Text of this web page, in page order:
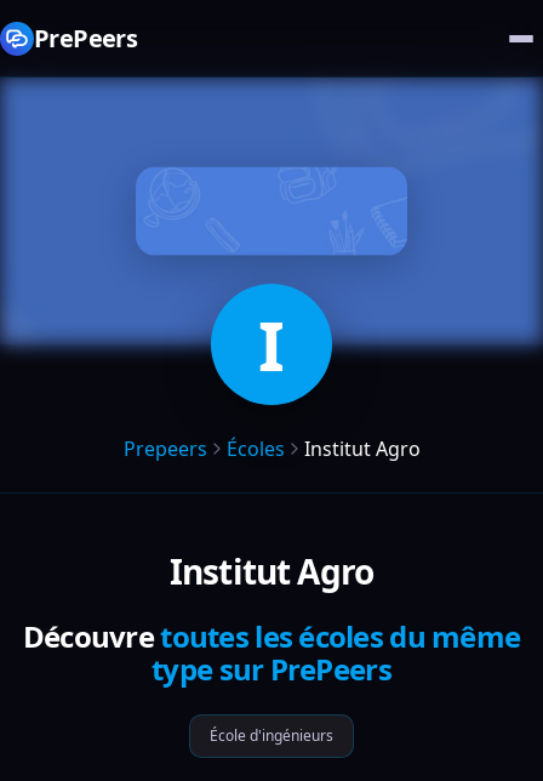
PrePeers
I
Prepeers Écoles Institut Agro
Institut Agro
Découvretoutes les écoles du même
type sur PrePeers
École d'ingénieurs